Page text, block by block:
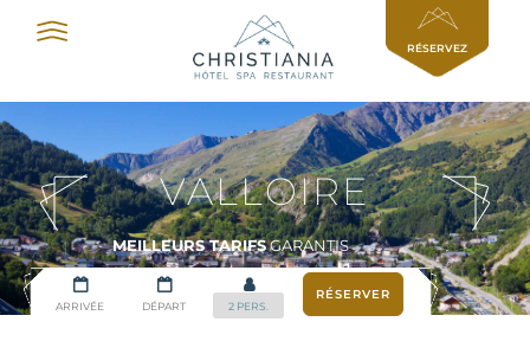
RÉSERVEZ
VALLOIRE
MEILLEURS TARIFSGARANTIS